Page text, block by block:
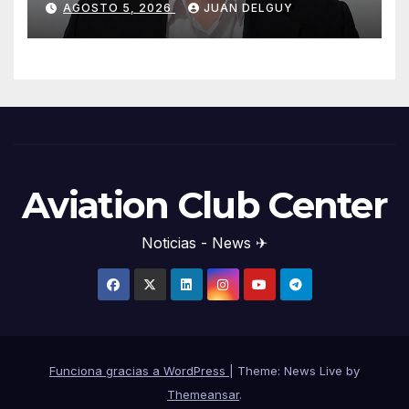
AGOSTO 5, 2026 JUAN DELGUY
Aviation Club Center
Noticias - News ✈
Funciona gracias a WordPress
Theme: News Live by
Themeansar.